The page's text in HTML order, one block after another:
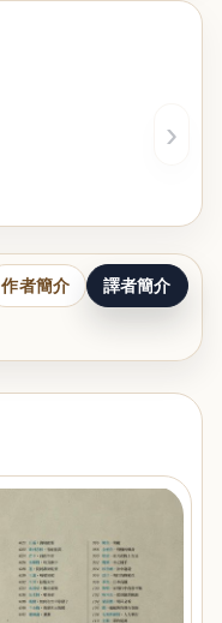
›
作者簡介 譯者簡介